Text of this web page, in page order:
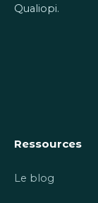
Qualiopi.
Ressources
Le blog